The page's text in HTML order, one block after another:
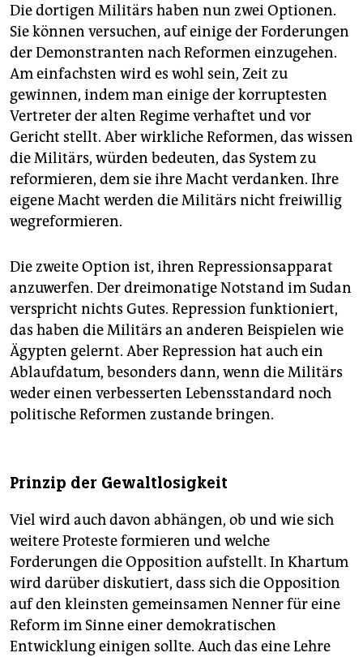
Die dortigen Militärs haben nun zwei Optionen.
Sie können versuchen, auf einige der Forderungen
der Demonstranten nach Reformen einzugehen.
Am einfachsten wird es wohl sein, Zeit zu
gewinnen, indem man einige der korruptesten
Vertreter der alten Regime verhaftet und vor
Gericht stellt. Aber wirkliche Reformen, das wissen
die Militärs, würden bedeuten, das System zu
reformieren, dem sie ihre Macht verdanken. Ihre
eigene Macht werden die Militärs nicht freiwillig
wegreformieren.
Die zweite Option ist, ihren Repressionsapparat
anzuwerfen. Der dreimonatige Notstand im Sudan
verspricht nichts Gutes. Repression funktioniert,
das haben die Militärs an anderen Beispielen wie
Ägypten gelernt. Aber Repression hat auch ein
Ablaufdatum, besonders dann, wenn die Militärs
weder einen verbesserten Lebensstandard noch
politische Reformen zustande bringen.
Prinzip der Gewaltlosigkeit
Viel wird auch davon abhängen, ob und wie sich
weitere Proteste formieren und welche
Forderungen die Opposition aufstellt. In Khartum
wird da­rüber diskutiert, dass sich die Opposition
auf den kleinsten gemeinsamen Nenner für eine
Reform im Sinne einer demokratischen
Entwicklung einigen sollte. Auch das eine Lehre